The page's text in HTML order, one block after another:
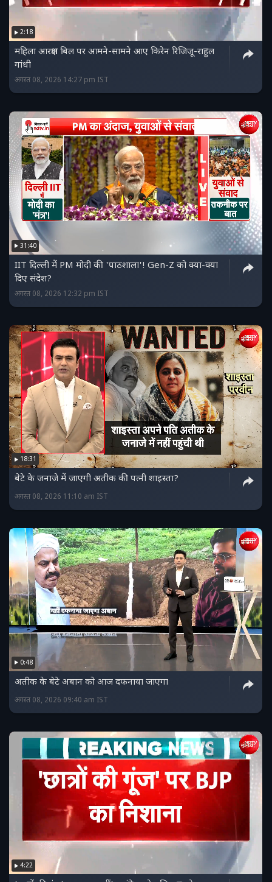
2:18
महिला आरक्षण बिल पर आमने-सामने आए किरेन रिजिजू-राहुल
गांधी
अगस्त 08, 2026 14:27 pm IST
31:40
IIT दिल्ली में PM मोदी की 'पाठशाला'! Gen-Z को क्या-क्या
दिए संदेश?
अगस्त 08, 2026 12:32 pm IST
18:31
बेटे के जनाजे में जाएगी अतीक की पत्नी शाइस्ता?
अगस्त 08, 2026 11:10 am IST
0:48
अतीक के बेटे अबान को आज दफनाया जाएगा
अगस्त 08, 2026 09:40 am IST
4:22